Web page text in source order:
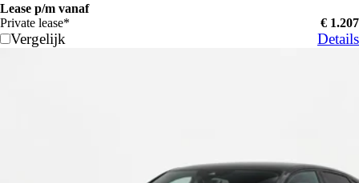
Lease p/m vanaf
Private lease*
€ 1.207
Vergelijk Details